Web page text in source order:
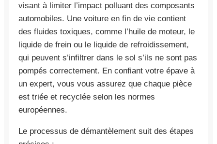
visant à limiter l’impact polluant des composants
automobiles. Une voiture en fin de vie contient
des fluides toxiques, comme l’huile de moteur, le
liquide de frein ou le liquide de refroidissement,
qui peuvent s’infiltrer dans le sol s’ils ne sont pas
pompés correctement. En confiant votre épave à
un expert, vous vous assurez que chaque pièce
est triée et recyclée selon les normes
européennes.
Le processus de démantèlement suit des étapes